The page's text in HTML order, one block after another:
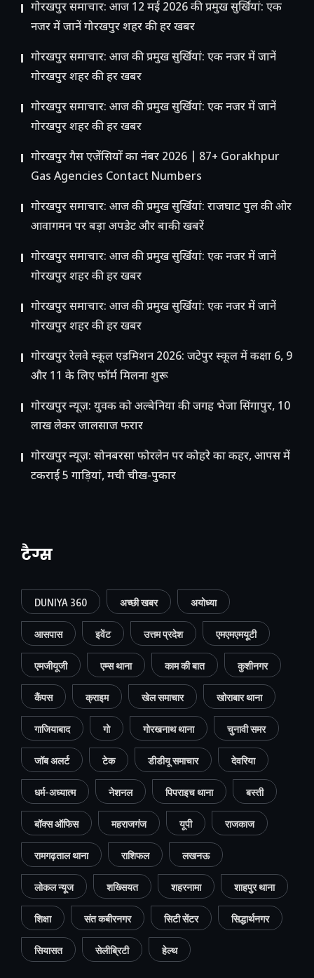
गोरखपुर समाचार: आज 12 मई 2026 की प्रमुख सुर्खियां: एक
नजर में जानें गोरखपुर शहर की हर खबर
गोरखपुर समाचार: आज की प्रमुख सुर्खियां: एक नजर में जानें
गोरखपुर शहर की हर खबर
गोरखपुर समाचार: आज की प्रमुख सुर्खियां: एक नजर में जानें
गोरखपुर शहर की हर खबर
गोरखपुर गैस एजेंसियों का नंबर 2026 | 87+ Gorakhpur
Gas Agencies Contact Numbers
गोरखपुर समाचार: आज की प्रमुख सुर्खियां: राजघाट पुल की ओर
आवागमन पर बड़ा अपडेट और बाकी खबरें
गोरखपुर समाचार: आज की प्रमुख सुर्खियां: एक नजर में जानें
गोरखपुर शहर की हर खबर
गोरखपुर समाचार: आज की प्रमुख सुर्खियां: एक नजर में जानें
गोरखपुर शहर की हर खबर
गोरखपुर रेलवे स्कूल एडमिशन 2026: जटेपुर स्कूल में कक्षा 6, 9
और 11 के लिए फॉर्म मिलना शुरू
गोरखपुर न्यूज़: युवक को अल्बेनिया की जगह भेजा सिंगापुर, 10
लाख लेकर जालसाज फरार
गोरखपुर न्यूज़: सोनबरसा फोरलेन पर कोहरे का कहर, आपस में
टकराईं 5 गाड़ियां, मची चीख-पुकार
टैग्स
DUNIYA 360 अच्छी खबर अयोध्या
आसपास इवेंट उत्तम प्रदेश एमएमएमयूटी
एमजीयूजी एम्स थाना काम की बात कुशीनगर
कैंपस क्राइम खेल समाचार खोराबार थाना
गाजियाबाद गो गोरखनाथ थाना चुनावी समर
जॉब अलर्ट टेक डीडीयू समाचार देवरिया
धर्म-अध्यात्म नेशनल पिपराइच थाना बस्ती
बॉक्स ऑफिस महराजगंज यूपी राजकाज
रामगढ़ताल थाना राशिफल लखनऊ
लोकल न्यूज शख्सियत शहरनामा शाहपुर थाना
शिक्षा संत कबीरनगर सिटी सेंटर सिद्धार्थनगर
सियासत सेलीब्रिटी हेल्थ